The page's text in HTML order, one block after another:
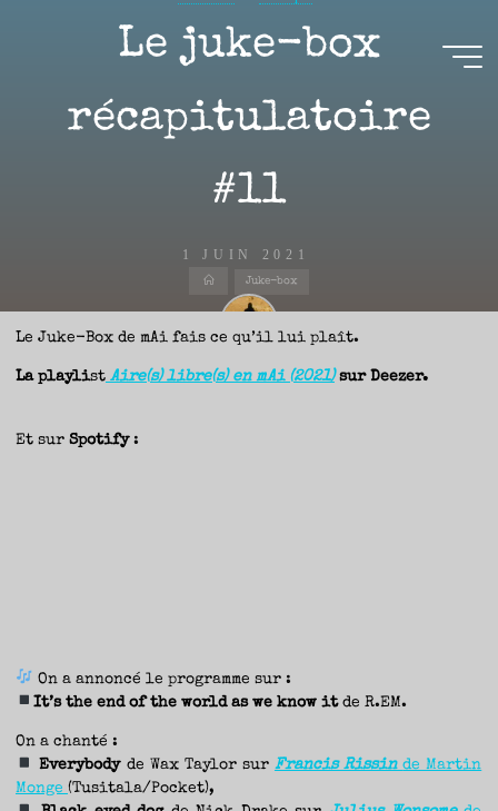
Aire(s)
LES
YEUX
L’ACTUALITÉ
LITTÉRAIRE
LES
NOUVEAUTÉS.
BREF,
SE
L’EAU
REMETTRE
EN
SELLE
ET
VOIR
CE
Le juke-box
récapitulatoire
#11
1 JUIN 2021
Nicolas
AccueilJuke-box
Le Juke-Box de mAi fais ce qu’il lui plaît.
La playlist Aire(s) libre(s) en mAi (2021) sur Deezer.
Et surSpotify:
On a annoncé le programme sur :
It’s the end of the world as we know it de R.EM.
On a chanté :
Everybody de Wax Taylor surFrancis Rissinde Martin
Monge(Tusitala/Pocket),